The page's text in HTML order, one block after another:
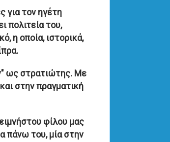
για τον ηγέτη
πολιτεία του,
η οποία, ιστορικά,
ως στρατιώτης. Με
στην πραγματική
φίλου μας
πάνω του, μία στην